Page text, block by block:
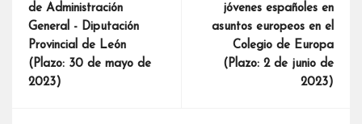
de Administración
General - Diputación
Provincial de León
(Plazo: 30 de mayo de
2023)
jóvenes españoles en
asuntos europeos en el
Colegio de Europa
(Plazo: 2 de junio de
2023)